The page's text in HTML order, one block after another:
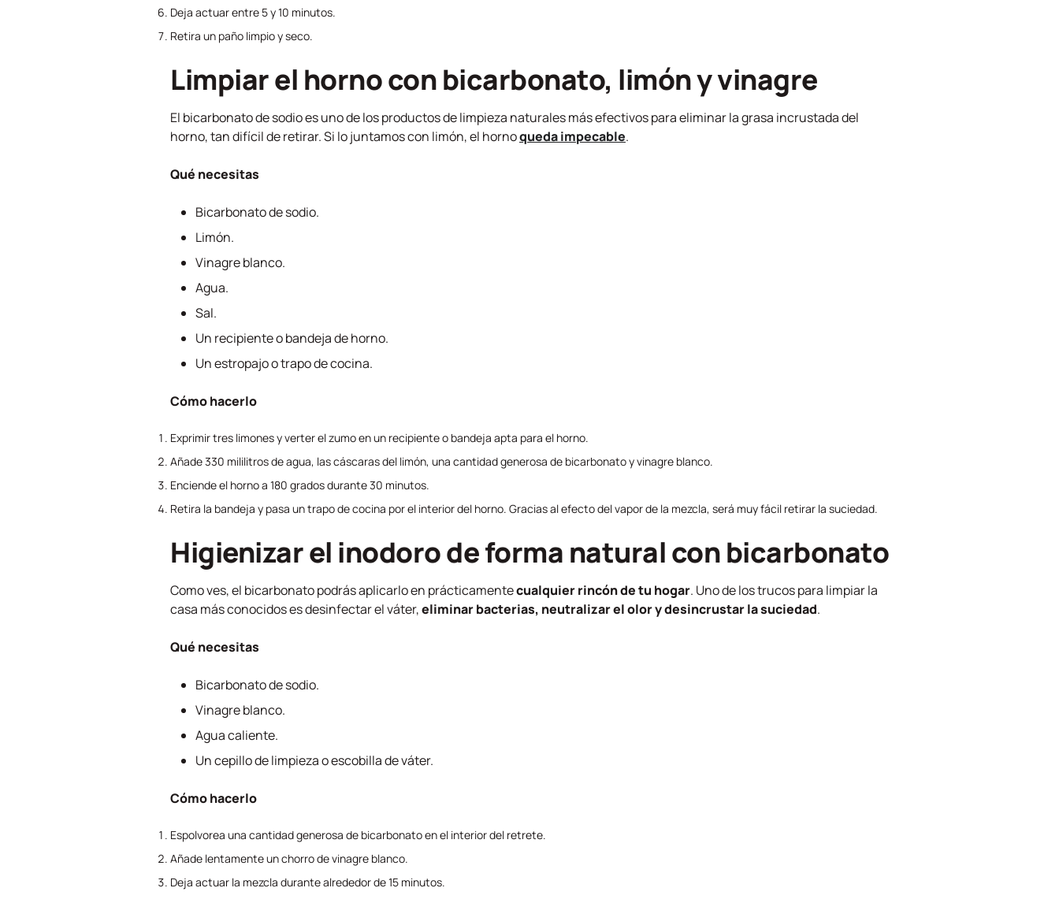
Deja actuar entre 5 y 10 minutos.
Retira un paño limpio y seco.
Limpiar el horno con bicarbonato, limón y vinagre
El bicarbonato de sodio es uno de los productos de limpieza naturales más efectivos para eliminar la grasa incrustada del
horno, tan difícil de retirar. Si lo juntamos con limón, el hornoqueda impecable.
Qué necesitas
Bicarbonato de sodio.
Limón.
Vinagre blanco.
Agua.
Sal.
Un recipiente o bandeja de horno.
Un estropajo o trapo de cocina.
Cómo hacerlo
Exprimir tres limones y verter el zumo en un recipiente o bandeja apta para el horno.
Añade 330 mililitros de agua, las cáscaras del limón, una cantidad generosa de bicarbonato y vinagre blanco.
Enciende el horno a 180 grados durante 30 minutos.
Retira la bandeja y pasa un trapo de cocina por el interior del horno. Gracias al efecto del vapor de la mezcla, será muy fácil retirar la suciedad.
Higienizar el inodoro de forma natural con bicarbonato
Como ves, el bicarbonato podrás aplicarlo en prácticamentecualquier rincón de tu hogar. Uno de los trucos para limpiar la
casa más conocidos es desinfectar el váter,eliminar bacterias, neutralizar el olor y desincrustar la suciedad.
Qué necesitas
Bicarbonato de sodio.
Vinagre blanco.
Agua caliente.
Un cepillo de limpieza o escobilla de váter.
Cómo hacerlo
Espolvorea una cantidad generosa de bicarbonato en el interior del retrete.
Añade lentamente un chorro de vinagre blanco.
Deja actuar la mezcla durante alrededor de 15 minutos.